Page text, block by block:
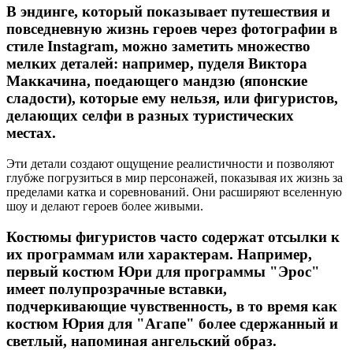
В эндинге, который показывает путешествия и
повседневную жизнь героев через фотографии в
стиле Instagram, можно заметить множество
мелких деталей: например, пуделя Виктора
Маккачина, поедающего мандзю (японские
сладости), которые ему нельзя, или фигуристов,
делающих селфи в разных туристических
местах.
Эти детали создают ощущение реалистичности и позволяют
глубже погрузиться в мир персонажей, показывая их жизнь за
пределами катка и соревнований. Они расширяют вселенную
шоу и делают героев более живыми.
Костюмы фигуристов часто содержат отсылки к
их программам или характерам. Например,
первый костюм Юри для программы "Эрос"
имеет полупрозрачные вставки,
подчеркивающие чувственность, в то время как
костюм Юрия для "Агапе" более сдержанный и
светлый, напоминая ангельский образ.